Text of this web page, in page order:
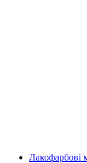
Лакофарбові